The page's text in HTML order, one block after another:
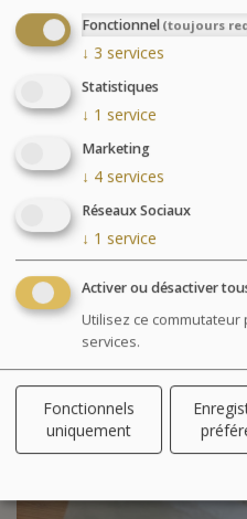
Fonctionnel (toujours
↓ 3 services
Statistiques
↓ 1 service
Marketing
↓ 4 services
Réseaux Sociaux
↓ 1 service
Activer ou désactiver
Utilisez ce
services.
Fonctionnels
uniquement